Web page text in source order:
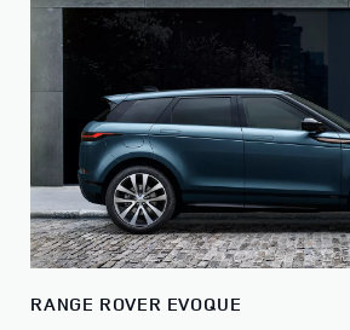
RANGE ROVER EVOQUE